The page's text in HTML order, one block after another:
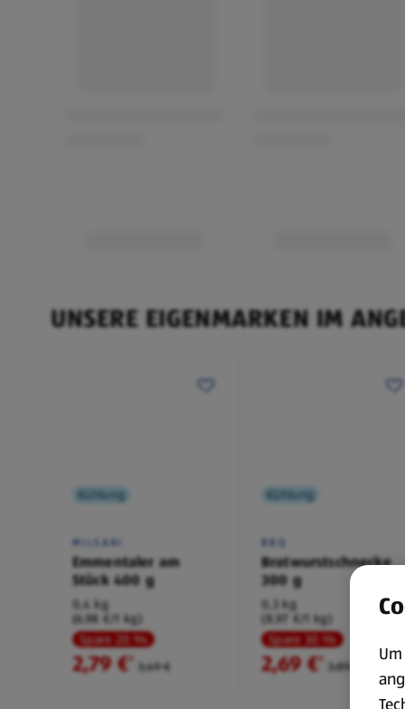
UNSERE EIGENMARKEN IM
Kühlung
MILSANI
Emmentaler am
Stück 400 g
0,4 kg
(6,98 €/1 kg)
Spare 20 %
2,79 €² 3,49 €
Kühlung
BBQ
Bratwurstschnecke
300 g
0,3 kg
(8,97 €/1 kg)
Spare 30 %
2,69 €² 3,89 €